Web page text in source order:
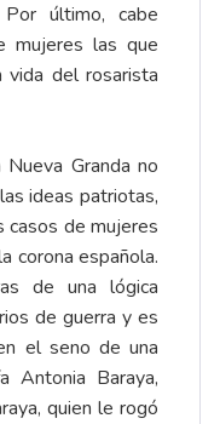
último, cabe
mujeres las que
vida del rosarista
Granda no
ideas patriotas,
de mujeres
corona española.
de una lógica
de guerra y es
el seno de una
Antonia Baraya,
quien le rogó